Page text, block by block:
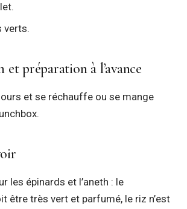
verts.
et préparation à l’avance
et se réchauffe ou se mange
les épinards et l’aneth : le
être très vert et parfumé, le riz n’est